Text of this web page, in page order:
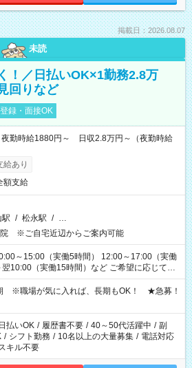
掲載日：2026.08.07
未読
！／日払いOK×1勤務2.8万
回りなど
録・面接OK
勤時給1880円～ 日収2.8万円～（夜勤時給
給あり
額支給
駅 / 松永駅 / …
※ご自宅近辺からご案内可能
～15:00（実働5時間） 12:00～17:00（実働
（実働15時間）など ご希望に応じて、
きます！ お気軽に担当へ相談ください！
※職場が気に入れば、長期もOK！ ★急募！
日払いOK / 履歴書不要 / 40～50代活躍中 / 副
/ シフト勤務 / 10名以上の大量募集 / 電話対応
キル不要